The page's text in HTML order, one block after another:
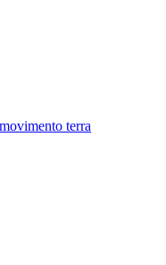
terra